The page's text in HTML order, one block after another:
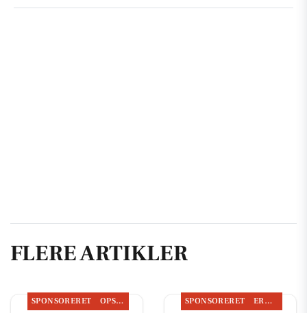
FLERE ARTIKLER
SPONSORERET OPSLAGSTAVLEN SPONSORERET ERHVERV